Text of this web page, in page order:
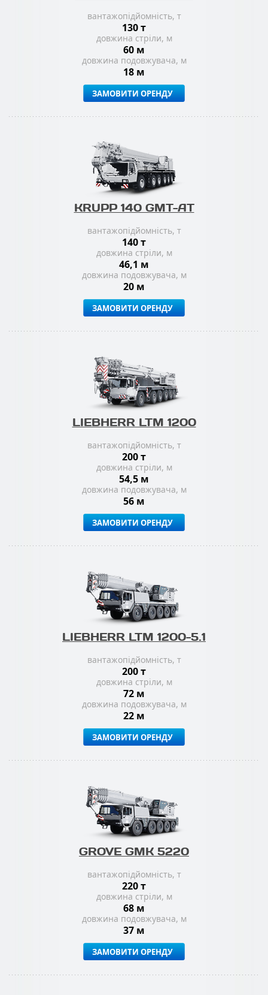
вантажопідйомність, т
130 т
довжина стріли, м
60 м
довжина подовжувача, м
18 м
ЗАМОВИТИ ОРЕНДУ
KRUPP 140 GMT-AT
вантажопідйомність, т
140 т
довжина стріли, м
46,1 м
довжина подовжувача, м
20 м
ЗАМОВИТИ ОРЕНДУ
LIEBHERR LTM 1200
вантажопідйомність, т
200 т
довжина стріли, м
54,5 м
довжина подовжувача, м
56 м
ЗАМОВИТИ ОРЕНДУ
LIEBHERR LTM 1200-5.1
вантажопідйомність, т
200 т
довжина стріли, м
72 м
довжина подовжувача, м
22 м
ЗАМОВИТИ ОРЕНДУ
GROVE GMK 5220
вантажопідйомність, т
220 т
довжина стріли, м
68 м
довжина подовжувача, м
37 м
ЗАМОВИТИ ОРЕНДУ